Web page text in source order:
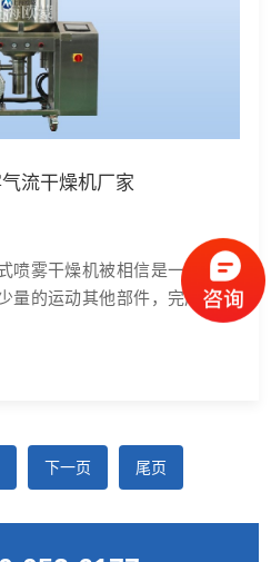
流干燥机厂家
喷雾干燥机被相信是一种简单
量的运动其他部件，完成快速
所不同的喷咀、喷雾形式，这
期稀稠度，喷雾造粒的过程中
喷雾到发高热气团中，在高温
下一页 尾页